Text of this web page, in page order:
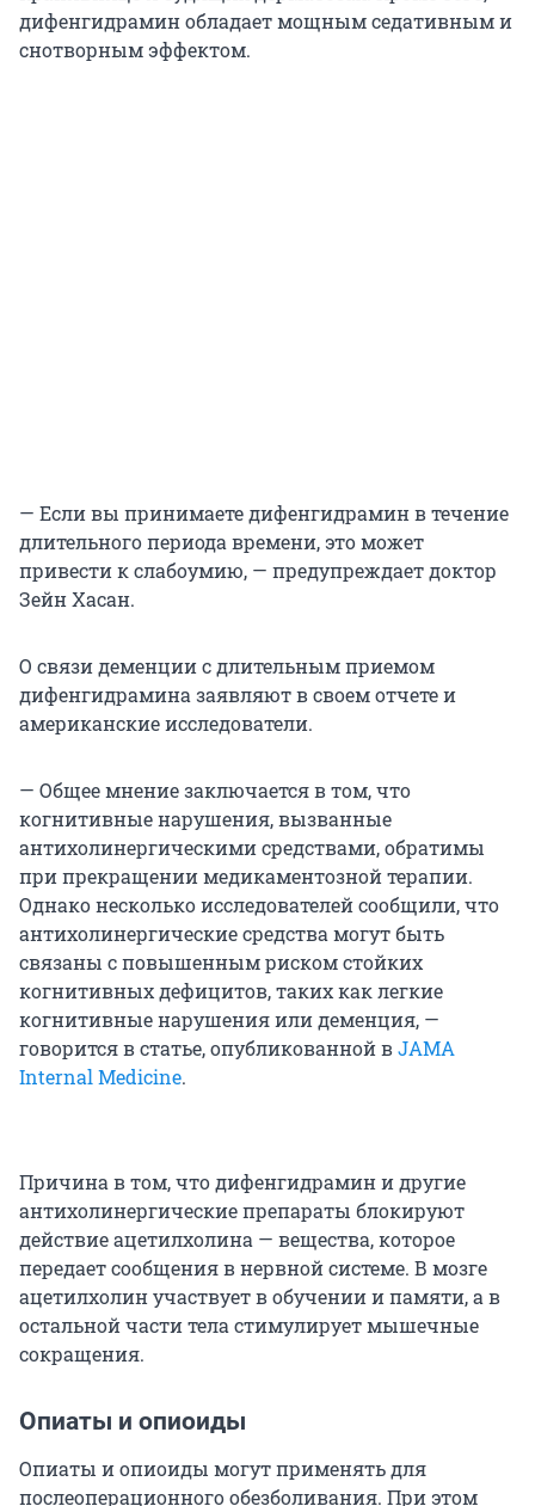
дифенгидрамин обладает мощным седативным и
снотворным эффектом.
— Если вы принимаете дифенгидрамин в течение
длительного периода времени, это может
привести к слабоумию, — предупреждает доктор
Зейн Хасан.
О связи деменции с длительным приемом
дифенгидрамина заявляют в своем отчете и
американские исследователи.
— Общее мнение заключается в том, что
когнитивные нарушения, вызванные
антихолинергическими средствами, обратимы
при прекращении медикаментозной терапии.
Однако несколько исследователей сообщили, что
антихолинергические средства могут быть
связаны с повышенным риском стойких
когнитивных дефицитов, таких как легкие
когнитивные нарушения или деменция, —
говорится в статье, опубликованной вJAMA
Internal Medicine.
Причина в том, что дифенгидрамин и другие
антихолинергические препараты блокируют
действие ацетилхолина — вещества, которое
передает сообщения в нервной системе. В мозге
ацетилхолин участвует в обучении и памяти, а в
остальной части тела стимулирует мышечные
сокращения.
Опиаты и опиоиды
Опиаты и опиоиды могут применять для
послеоперационного обезболивания. При этом